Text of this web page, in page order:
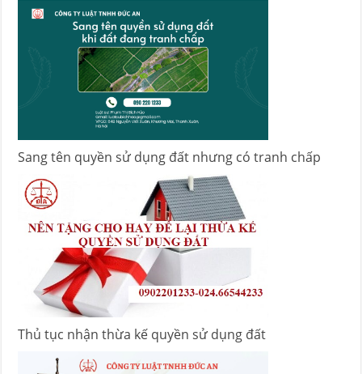
Sang tên quyền sử dụng đất nhưng có tranh chấp
Thủ tục nhận thừa kế quyền sử dụng đất